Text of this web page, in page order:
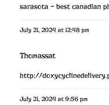
sarasota – best canadian
July 21, 2024 at 12:48 pm
Thomassat
http://
July 21, 2024 at 9:56 pm